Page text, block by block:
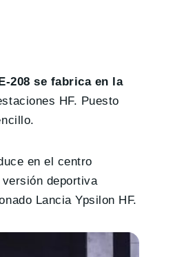
208 se fabrica en la
HF. Puesto
en el centro
deportiva
Lancia Ypsilon HF.